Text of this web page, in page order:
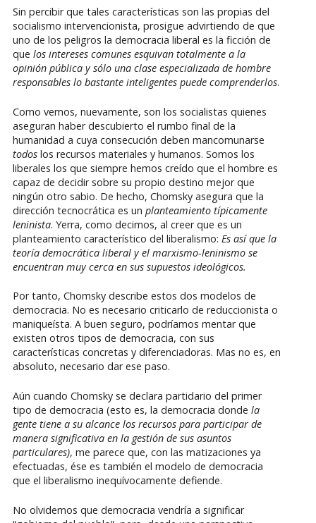
Sin percibir que tales características son las propias del
socialismo intervencionista, prosigue advirtiendo de que
uno de los peligros la democracia liberal es la ficción de
que los intereses comunes esquivan totalmente a la
opinión pública y sólo una clase especializada de hombre
responsables lo bastante inteligentes puede comprenderlos.
Como vemos, nuevamente, son los socialistas quienes
aseguran haber descubierto el rumbo final de la
humanidad a cuya consecución deben mancomunarse
todos los recursos materiales y humanos. Somos los
liberales los que siempre hemos creído que el hombre es
capaz de decidir sobre su propio destino mejor que
ningún otro sabio. De hecho, Chomsky asegura que la
dirección tecnocrática es un planteamiento típicamente
leninista. Yerra, como decimos, al creer que es un
planteamiento característico del liberalismo: Es así que la
teoría democrática liberal y el marxismo-leninismo se
encuentran muy cerca en sus supuestos ideológicos.
Por tanto, Chomsky describe estos dos modelos de
democracia. No es necesario criticarlo de reduccionista o
maniqueísta. A buen seguro, podríamos mentar que
existen otros tipos de democracia, con sus
características concretas y diferenciadoras. Mas no es, en
absoluto, necesario dar ese paso.
Aún cuando Chomsky se declara partidario del primer
tipo de democracia (esto es, la democracia donde la
gente tiene a su alcance los recursos para participar de
manera significativa en la gestión de sus asuntos
particulares), me parece que, con las matizaciones ya
efectuadas, ése es también el modelo de democracia
que el liberalismo inequívocamente defiende.
No olvidemos que democracia vendría a significar